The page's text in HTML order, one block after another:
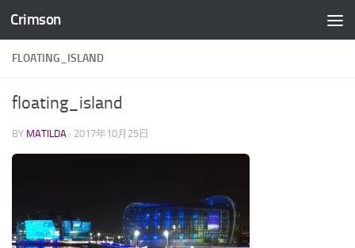
コンテンツへスキップ
Crimson
FLOATING_ISLAND
floating_island
BY MATILDA · 2017年10月25日